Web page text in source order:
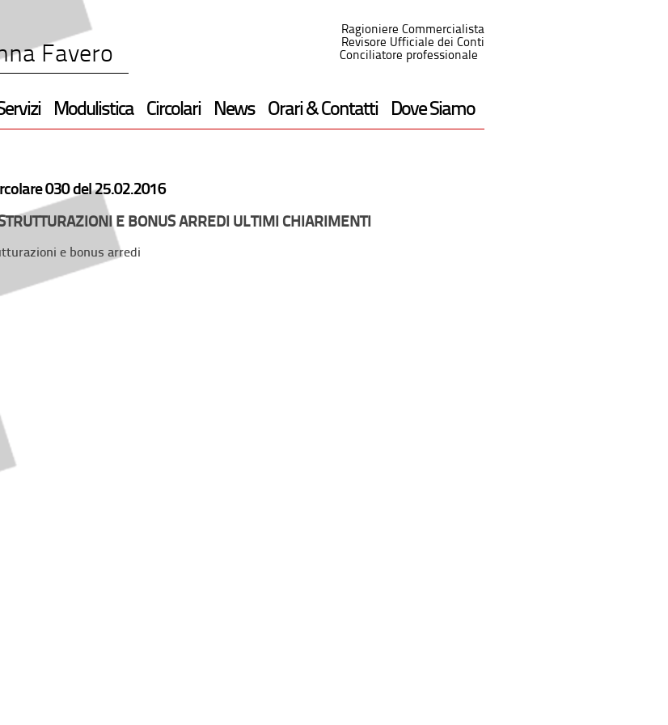
Favero
Ragioniere Commercialista
Revisore Ufficiale dei Conti
Conciliatore professionale
Modulistica Circolari News Orari & Contatti Dove Siamo
030 del 25.02.2016
E BONUS ARREDI ULTIMI CHIARIMENTI